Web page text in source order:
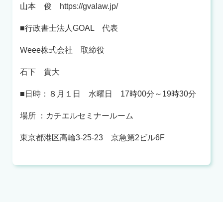
山本 俊 https://gvalaw.jp/
■行政書士法人 GOAL 代表
Weee株式会社 取締役
石下 貴大
■ 日時：８月１日 水曜日 17時00分～ 19時30分
場所 ：カチエルセミナールーム
東京都港区高輪3-25-23 京急第2 ビル6F